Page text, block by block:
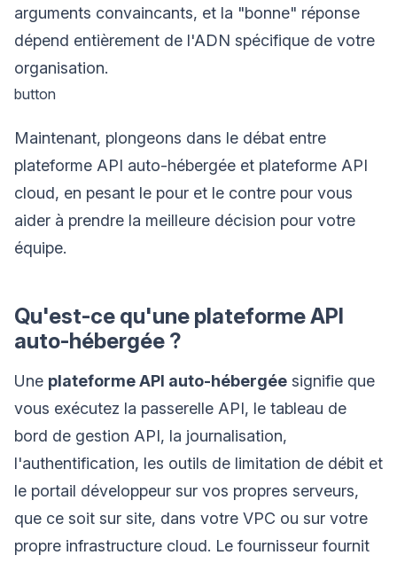
arguments convaincants, et la "bonne" réponse
dépend entièrement de l'ADN spécifique de votre
organisation.
button
Maintenant, plongeons dans le débat entre
plateforme API auto-hébergée et plateforme API
cloud, en pesant le pour et le contre pour vous
aider à prendre la meilleure décision pour votre
équipe.
Qu'est-ce qu'une plateforme API
auto-hébergée ?
Une plateforme API auto-hébergée signifie que
vous exécutez la passerelle API, le tableau de
bord de gestion API, la journalisation,
l'authentification, les outils de limitation de débit et
le portail développeur sur vos propres serveurs,
que ce soit sur site, dans votre VPC ou sur votre
propre infrastructure cloud. Le fournisseur fournit